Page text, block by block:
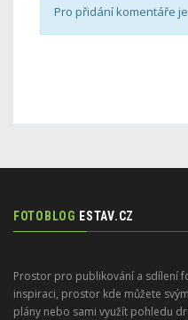
Pro přidání komentáře
FOTOBLOG ESTAV.CZ
Prostor pro publikování a sdílení
inspiraci, prostor kde můžete
plány nebo sami využít pohledu